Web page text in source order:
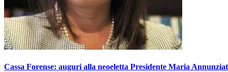
Cassa Forense: auguri alla neoeletta Presidente Maria